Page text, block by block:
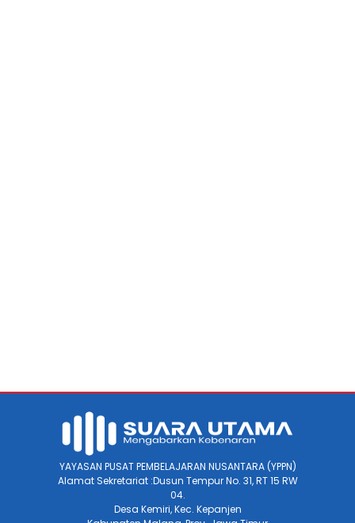
YAYASAN PUSAT PEMBELAJARAN NUSANTARA (YPPN)
Alamat Sekretariat :Dusun Tempur No. 31, RT 15 RW
04.
Desa Kemiri, Kec. Kepanjen